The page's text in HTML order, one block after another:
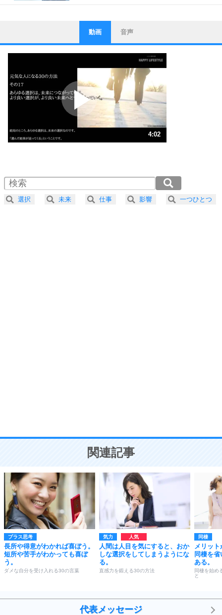
1
ストレス対策
他人と比べない。
いっそのこと、他人を見ない。
いらいらしない人になる30の方法
プラス思考
ポジティブになれない原因は、行動しないから。
ポジティブ思考になる30の方法
ストレス対策
人生、なんとかなるもの。
気楽に生きる30の方法
4 器の大きい人は、怒りを優しさで表現する。
プラス思考
ことが大切。
動画 音声
4:02
2.0倍速 （475KB 2分1秒）
2.5倍速 （380KB 1分37秒）
3.0倍速 （317KB 1分20秒）
選択 未来 仕事 影響 一つひとつ
関連記事
プラス思考
長所や得意がわかれば喜ぼう。
短所や苦手がわかっても喜ぼ
う。
ダメな自分を受け入れる30の言葉
気力
人間は人目を気にすると、おか
しな選択をしてしまうようにな
る。
直感力を鍛える30の方法
同棲
メリッ
同棲を
ある。
同棲を始め
と
代表メッセージ